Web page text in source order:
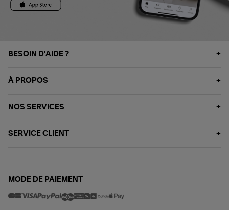
BESOIN D'AIDE ?
À PROPOS
NOS SERVICES
SERVICE CLIENT
MODE DE PAIEMENT